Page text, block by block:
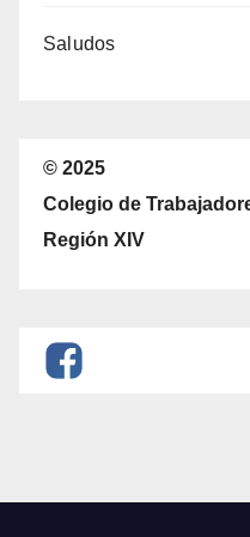
Saludos
© 2025
Colegio de
Región XIV